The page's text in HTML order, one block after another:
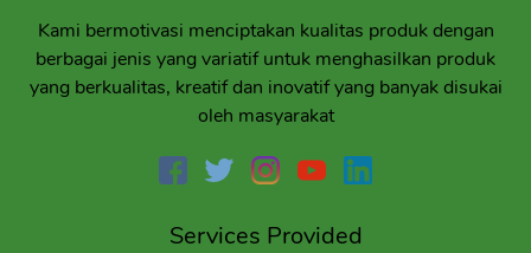
Kami bermotivasi menciptakan kualitas produk dengan
berbagai jenis yang variatif untuk menghasilkan produk
yang berkualitas, kreatif dan inovatif yang banyak disukai
oleh masyarakat
Services Provided